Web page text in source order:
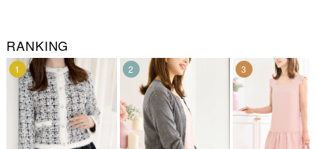
RANKING
1 2 3